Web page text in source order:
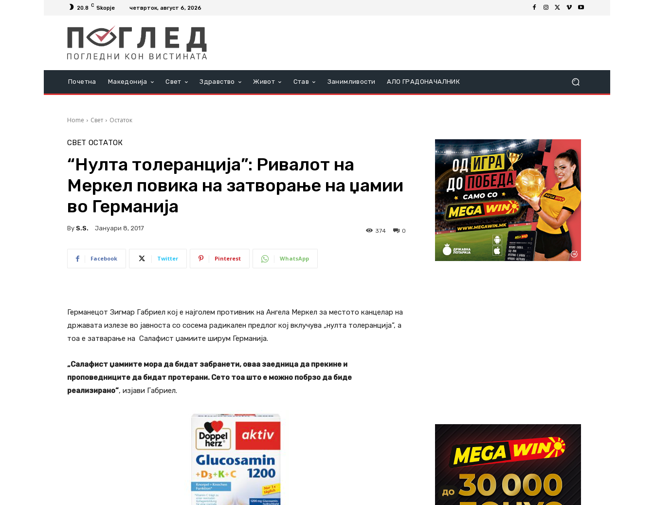
20.8 C Skopje четврток, август 6, 2026
Почетна Македонија Свет Здравство Живот Став Занимливости АЛО ГРАДОНАЧАЛНИК
Home Свет Остаток
СВЕТ ОСТАТОК
“Нулта толеранција”: Ривалот на
Меркел повика на затворање на џамии
во Германија
By S.s. Јануари 8, 2017 0
374
Facebook Twitter Pinterest WhatsApp
Германецот Зигмар Габриел кој е најголем противник на Ангела Меркел за местото канцелар на
државата излезе во јавноста со сосема радикален предлог кој вклучува „нулта толеранција“, а
тоа е затварање на Салафист џамиите ширум Германија.
„Салафист џамиите мора да бидат забранети, оваа заедница да прекине и
проповедниците да бидат протерани. Сето тоа што е можно побрзо да биде
реализирано“, изјави Габриел.